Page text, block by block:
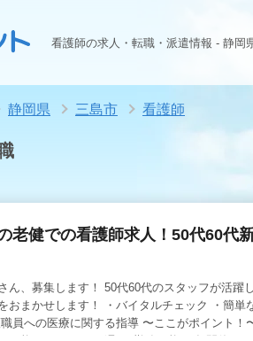
看護師の求人・転職・派遣情報 - 静岡
静岡県 三島市 看護師
老健での看護師求人！50代60代
ん、募集します！ 50代60代のスタッフが活躍
おまかせします！ ・バイタルチェック ・簡単
員への医療に関する指導 〜ここがポイント！